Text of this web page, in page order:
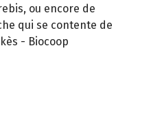
ou encore de
qui se contente de
- Biocoop